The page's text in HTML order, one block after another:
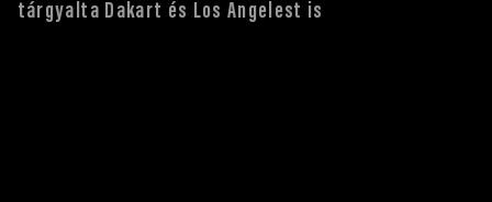
tárgyalta Dakart és Los Angelest is